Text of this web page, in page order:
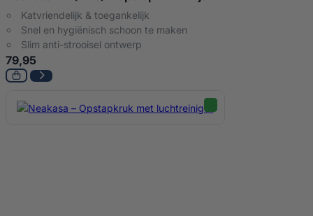
Katvriendelijk & toegankelijk
Snel en hygiënisch schoon te maken
Slim anti-strooisel ontwerp
79,95